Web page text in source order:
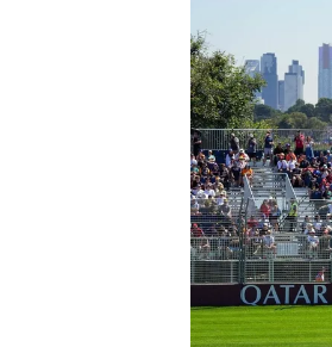
WORLD SUPERBIKE